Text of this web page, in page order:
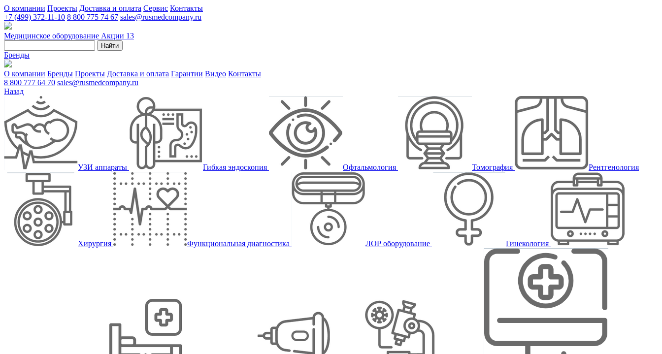
О компании Проекты Доставка и оплата Сервис Контакты
+7 (499) 372-11-10 8 800 775 74 67 sales@rusmedcompany.ru
Медицинское оборудование Акции 13
Найти
Бренды
О компании Бренды Проекты Доставка и оплата Гарантии Видео Контакты
8 800 777 64 70 sales@rusmedcompany.ru
Назад
УЗИ аппараты Гибкая эндоскопия Офтальмология Томография Рентгенология
Хирургия Функциональная диагностика ЛОР оборудование Гинекология